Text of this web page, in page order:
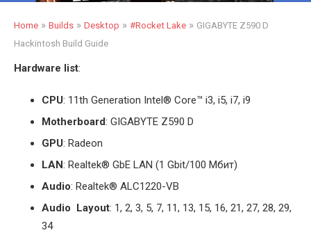
Home » Builds » Desktop » #Rocket Lake » GIGABYTE Z590 D
Hackintosh Build Guide
Hardware list:
CPU: 11th Generation Intel® Core™ i3, i5, i7, i9
Motherboard: GIGABYTE Z590 D
GPU: Radeon
LAN: Realtek® GbE LAN (1 Gbit/100 Мбит)
Audio: Realtek® ALC1220-VB
Audio Layout: 1, 2, 3, 5, 7, 11, 13, 15, 16, 21, 27, 28, 29,
34